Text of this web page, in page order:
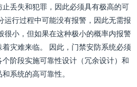
丢失和犯罪，因此必须具有极高的可
运行过程中可能没有报警，因此无需报
很小，但如果在这种极小的概率内报警
灾难来临。 因此，门禁安防系统必须
阶段实施可靠性设计（冗余设计）和
系统的高可靠性。